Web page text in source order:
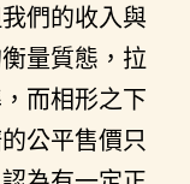
們的收入與
量質態，拉
而相形之下
公平售價只